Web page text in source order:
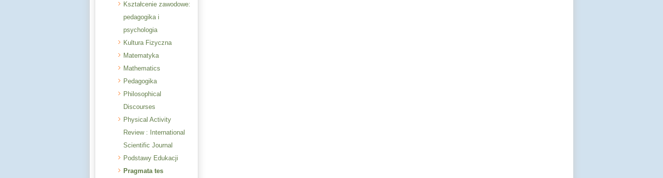
Kształcenie zawodowe:
pedagogika i
psychologia
Kultura Fizyczna
Matematyka
Mathematics
Pedagogika
Philosophical
Discourses
Physical Activity
Review : International
Scientific Journal
Podstawy Edukacji
Pragmata tes